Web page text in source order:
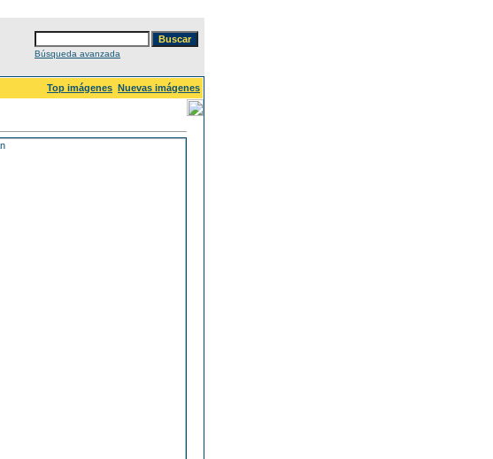
Búsqueda avanzada
Top imágenes Nuevas imágenes